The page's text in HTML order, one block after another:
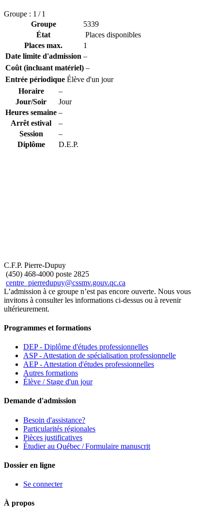
Groupe : 1 / 1
Groupe
5339
État
Places disponibles
Places max.
1
Date limite d'admission –
Coût (incluant matériel) –
Entrée périodique Élève d'un jour
Horaire
–
Jour/Soir
Jour
Heures semaine –
Arrêt estival
–
Session
–
Diplôme
D.E.P.
C.F.P. Pierre-Dupuy
(450) 468-4000 poste 2825
centre_pierredupuy@cssmv.gouv.qc.ca
L’admission à ce groupe n’est pas encore ouverte. Nous vous
invitons à consulter les informations ci-dessus ou à revenir
ultérieurement.
Programmes et formations
DEP - Diplôme d'études professionnelles
ASP - Attestation de spécialisation professionnelle
AEP - Attestation d'études professionnelles
Autres formations
Élève / Stage d'un jour
Demande d'admission
Besoin d'assistance?
Particularités régionales
Pièces justificatives
Étudier au Québec / Formulaire manuscrit
Dossier en ligne
Se connecter
À propos